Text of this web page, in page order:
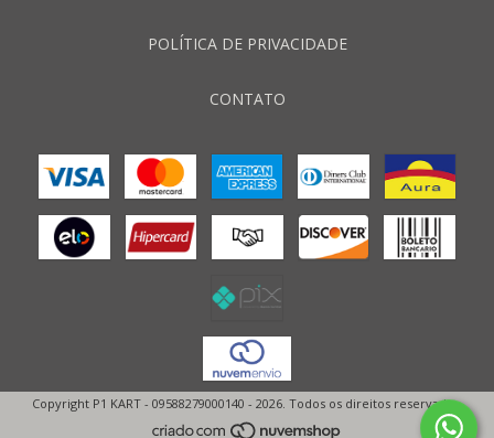
POLÍTICA DE PRIVACIDADE
CONTATO
Copyright P1 KART - 09588279000140 - 2026. Todos os direitos reservados.